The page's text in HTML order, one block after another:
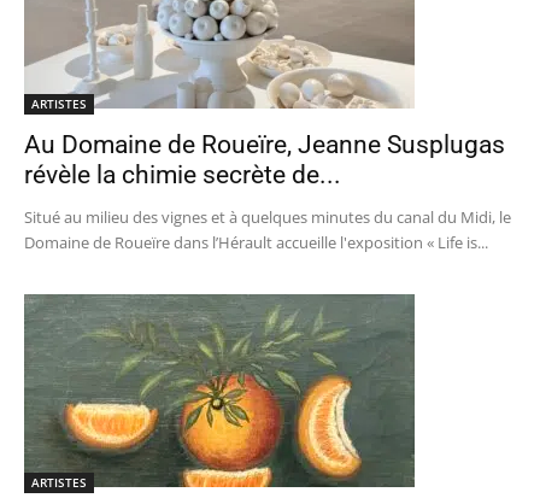
ARTISTES
Au Domaine de Roueïre, Jeanne Susplugas
révèle la chimie secrète de...
Situé au milieu des vignes et à quelques minutes du canal du Midi, le
Domaine de Roueïre dans l’Hérault accueille l'exposition « Life is...
ARTISTES